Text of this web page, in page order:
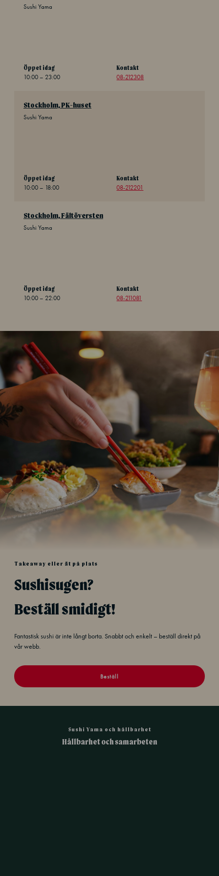
Sushi Yama
Öppet idag
10:00 – 23:00
Kontakt
08-212308
Stockholm, PK-huset
Sushi Yama
Öppet idag
10:00 – 18:00
Kontakt
08-212201
Stockholm, Fältöversten
Sushi Yama
Öppet idag
10:00 – 22:00
Kontakt
08-211081
Takeaway eller ät på plats
Sushisugen?
Beställ smidigt!
Fantastisk sushi är inte långt borta. Snabbt och enkelt – beställ direkt på
vår webb.
Beställ
Sushi Yama och hållbarhet
Hållbarhet och samarbeten